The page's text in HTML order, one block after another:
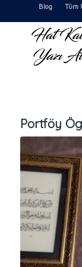
Blog Tüm
Portföy